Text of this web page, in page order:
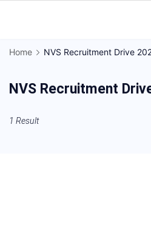
Regional
News
Home NVS Recruitment Drive
NVS Recruitment
1 Result